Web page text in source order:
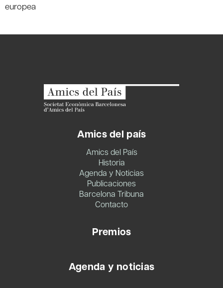
europea
Amics del país
Amics del País
Historia
Agenda y Noticias
Publicaciones
Barcelona Tribuna
Contacto
Premios
Agenda y noticias